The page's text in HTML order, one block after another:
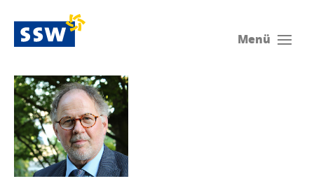
Menü